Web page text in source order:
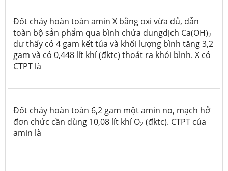
Đốt cháy hoàn toàn amin X bằng oxi vừa đủ, dẫn
toàn bộ sản phẩm qua bình chứa dungdịch Ca(OH)2
dư thấy có 4 gam kết tủa và khối lượng bình tăng 3,2
gam và có 0,448 lít khí (đktc) thoát ra khỏi bình. X có
CTPT là
Đốt cháy hoàn toàn 6,2 gam một amin no, mạch hở
đơn chức cần dùng 10,08 lít khí O2 (đktc). CTPT của
amin là